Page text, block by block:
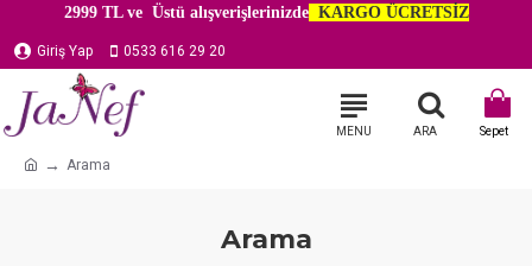
2999 TL ve Üstü alışverişlerinizdeKARGO ÜCRETSİZ
Giriş Yap 0533 616 29 20
Arama
Arama